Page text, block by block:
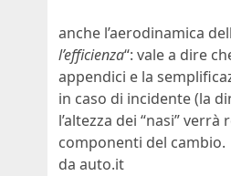
anche l’aerodinamica
l’efficienza“: vale a dire
appendici e la
in caso di incidente (la
l’altezza dei “nasi”
componenti del cambio.
da auto.it